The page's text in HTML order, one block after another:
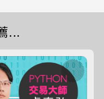
...